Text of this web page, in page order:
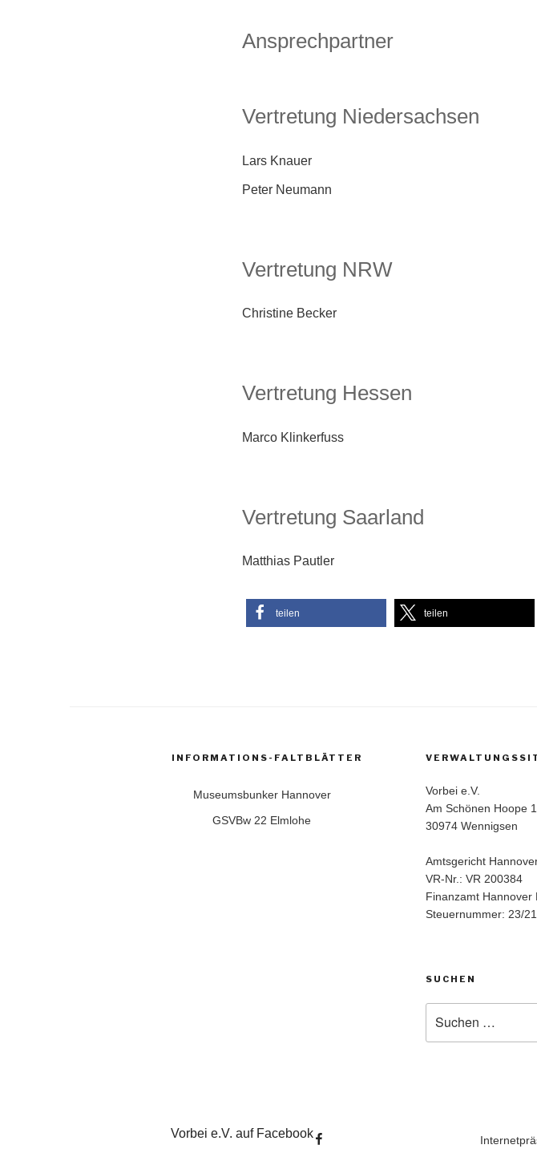
Ansprechpartner
Vertretung Niedersachsen
Lars Knauer
Peter Neumann
Vertretung NRW
Christine Becker
Vertretung Hessen
Marco Klinkerfuss
Vertretung Saarland
Matthias Pautler
teilen teilen
INFORMATIONS-FALTBLÄTTER
Museumsbunker Hannover
GSVBw 22 Elmlohe
Vorbei e.V.
Am Schönen Hoope
30974 Wennigsen
Amtsgericht
VR-Nr.: VR 200384
Finanzamt Hannover
Steuernummer: 23/
SUCHEN
nach:
Vorbei e.V. auf Facebook